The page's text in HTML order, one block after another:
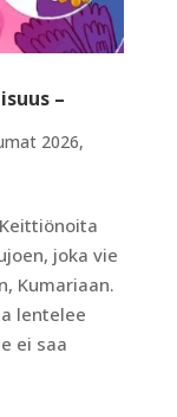
–
2026,
joka vie
Kumariaan.
lentelee
ei saa